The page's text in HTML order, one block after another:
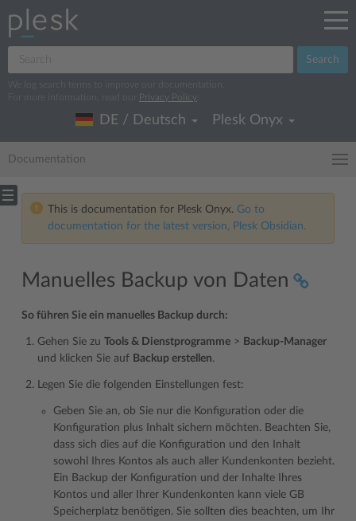
Search
We log search terms to improve our documentation.
For more information, read our
Privacy Policy
DE / Deutsch Plesk Onyx
Documentation
This is documentation for Plesk Onyx. Go to
documentation for the latest version, Plesk Obsidian.
Manuelles Backup von Daten
So führen Sie ein manuelles Backup durch:
Gehen Sie zu Tools & Dienstprogramme > Backup-Manager
und klicken Sie auf Backup erstellen.
Legen Sie die folgenden Einstellungen fest:
Geben Sie an, ob Sie nur die Konfiguration oder die
Konfiguration plus Inhalt sichern möchten. Beachten Sie,
dass sich dies auf die Konfiguration und den Inhalt
sowohl Ihres Kontos als auch aller Kundenkonten bezieht.
Ein Backup der Konfiguration und der Inhalte Ihres
Kontos und aller Ihrer Kundenkonten kann viele GB
Speicherplatz benötigen. Sie sollten dies beachten, um Ihr